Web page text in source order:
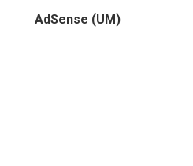
AdSense (UM)